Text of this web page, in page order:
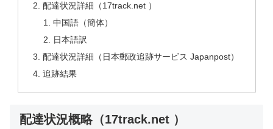
配達状況詳細（17track.net ）
中国語（簡体）
日本語訳
配達状況詳細（日本郵政追跡サービス Japanpost）
追跡結果
配達状況概略（17track.net ）